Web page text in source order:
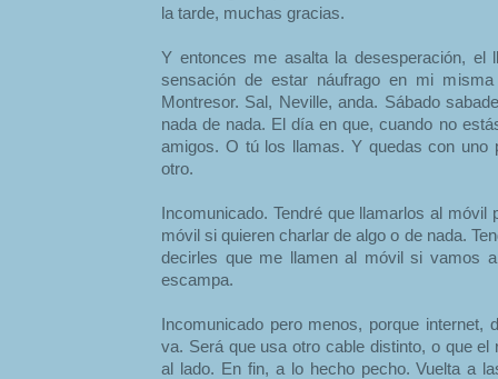
la tarde, muchas gracias.
Y entonces me asalta la desesperación, el
sensación de estar náufrago en mi
Montresor. Sal, Neville, anda. Sábado
nada de nada. El día en que, cuando no
amigos. O tú los llamas. Y quedas con uno
otro.
Incomunicado. Tendré que llamarlos al móvil
móvil si quieren charlar de algo o de nada.
decirles que me llamen al móvil si vamos
escampa.
Incomunicado pero menos, porque internet,
va. Será que usa otro cable distinto, o que
al lado. En fin, a lo hecho pecho. Vuelta a